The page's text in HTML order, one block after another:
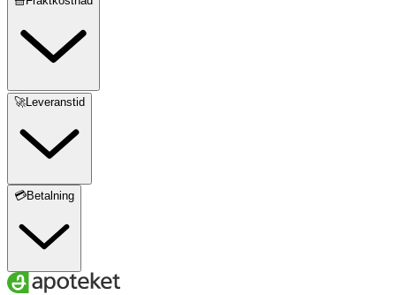
🚀Leveranstid
💳Betalning